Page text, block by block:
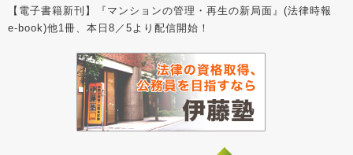
【電子書籍新刊】『マンションの管理・再生の新局面』(法律時報
e-book)他1冊、本日8／5より配信開始！